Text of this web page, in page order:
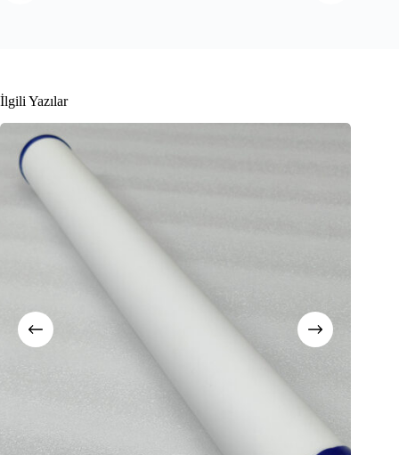
İlgili Yazılar